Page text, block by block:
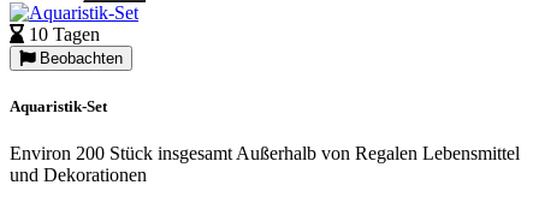
10 Tagen
Beobachten
Aquaristik-Set
Environ 200 Stück insgesamt Außerhalb von Regalen Lebensmittel
und Dekorationen